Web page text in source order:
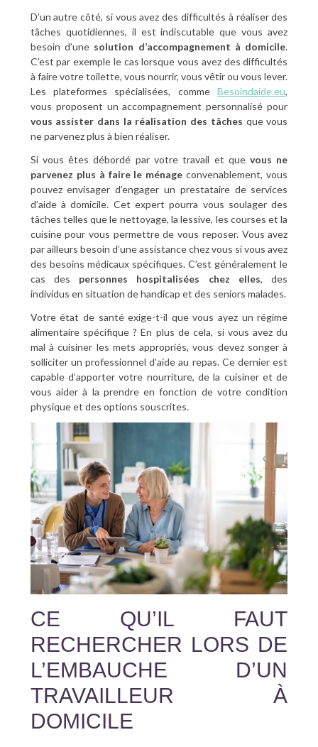
D’un autre côté, si vous avez des difficultés à réaliser des
tâches quotidiennes, il est indiscutable que vous avez
besoin d’unesolution d’accompagnement à domicile.
C’est par exemple le cas lorsque vous avez des difficultés
à faire votre toilette, vous nourrir, vous vêtir ou vous lever.
Les plateformes spécialisées, commeBesoindaide.eu,
vous proposent un accompagnement personnalisé pour
vous assister dans la réalisation des tâches que vous
ne parvenez plus à bien réaliser.
Si vous êtes débordé par votre travail et quevous ne
parvenez plus à faire le ménage convenablement, vous
pouvez envisager d’engager un prestataire de services
d’aide à domicile. Cet expert pourra vous soulager des
tâches telles que le nettoyage, la lessive, les courses et la
cuisine pour vous permettre de vous reposer. Vous avez
par ailleurs besoin d’une assistance chez vous si vous avez
des besoins médicaux spécifiques. C’est généralement le
cas des personnes hospitalisées chez elles, des
individus en situation de handicap et des seniors malades.
Votre état de santé exige-t-il que vous ayez un régime
alimentaire spécifique ? En plus de cela, si vous avez du
mal à cuisiner les mets appropriés, vous devez songer à
solliciter un professionnel d’aide au repas. Ce dernier est
capable d’apporter votre nourriture, de la cuisiner et de
vous aider à la prendre en fonction de votre condition
physique et des options souscrites.
CE QU’IL FAUT
RECHERCHER LORS DE
L’EMBAUCHE D’UN
TRAVAILLEUR À
DOMICILE